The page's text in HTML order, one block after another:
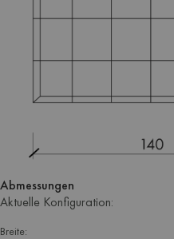
Abmessungen
Aktuelle Konfiguration:
Breite: